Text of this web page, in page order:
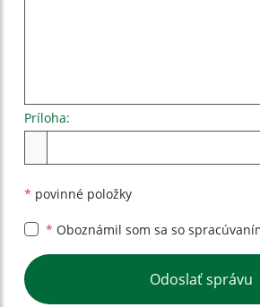
Príloha:
* povinné položky
* Oboznámil som sa so
Google reCaptcha Response
Odoslať správu